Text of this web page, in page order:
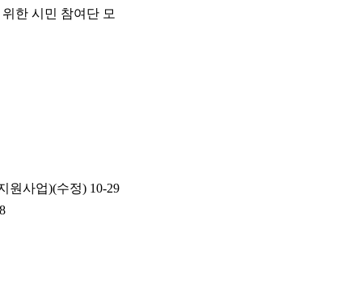
한 시민 참여단 모
원사업)(수정) 10-29